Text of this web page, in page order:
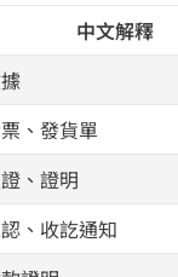
中文解釋
、發貨單
、證明
、收訖通知